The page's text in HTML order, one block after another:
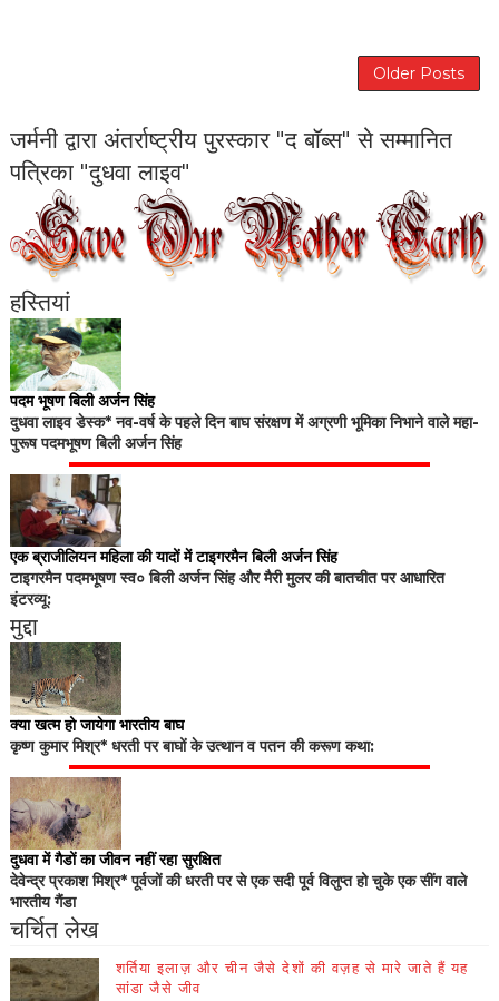
Older Posts
जर्मनी द्वारा अंतर्राष्ट्रीय पुरस्कार "द बॉब्स" से सम्मानित
पत्रिका "दुधवा लाइव"
हस्तियां
पदम भूषण बिली अर्जन सिंह
दुधवा लाइव डेस्क* नव-वर्ष के पहले दिन बाघ संरक्षण में अग्रणी भूमिका निभाने वाले महा-
पुरूष पदमभूषण बिली अर्जन सिंह
एक ब्राजीलियन महिला की यादों में टाइगरमैन बिली अर्जन सिंह
टाइगरमैन पदमभूषण स्व० बिली अर्जन सिंह और मैरी मुलर की बातचीत पर आधारित
इंटरव्यू:
मुद्दा
क्या खत्म हो जायेगा भारतीय बाघ
कृष्ण कुमार मिश्र* धरती पर बाघों के उत्थान व पतन की करूण कथा:
दुधवा में गैडों का जीवन नहीं रहा सुरक्षित
देवेन्द्र प्रकाश मिश्र* पूर्वजों की धरती पर से एक सदी पूर्व विलुप्त हो चुके एक सींग वाले
भारतीय गैंडा
चर्चित लेख
शर्तिया इलाज़ और चीन जैसे देशों की वज़ह से मारे जाते हैं यह
सांडा जैसे जीव